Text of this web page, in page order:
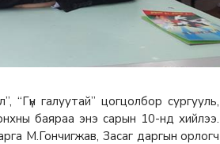
“Гүн галуутай” цогцолбор сургууль,
баяраа энэ сарын 10-нд хийлээ.
М.Гончигжав, Засаг даргын орлогч